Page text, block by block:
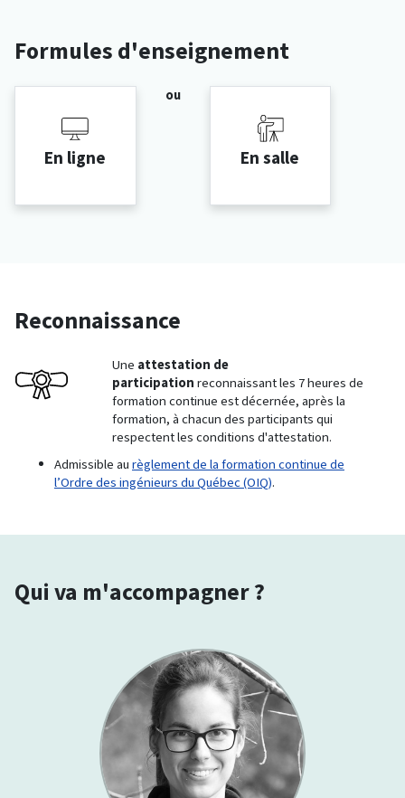
Formules d'enseignement
En ligne
ou
En salle
Reconnaissance
Une attestation de
participation reconnaissant les 7 heures de
formation continue est décernée, après la
formation, à chacun des participants qui
respectent les conditions d'attestation.
Admissible au règlement de la formation continue de
l’Ordre des ingénieurs du Québec (OIQ).
Qui va m'accompagner ?